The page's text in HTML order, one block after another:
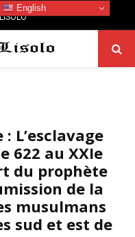
L’esclavage
622 au XXIe
du prophète
de la
musulmans
sud et est de
English